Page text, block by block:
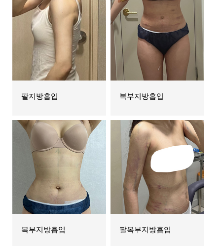
팔지방흡입 복부지방흡입
복부지방흡입 팔복부지방흡입